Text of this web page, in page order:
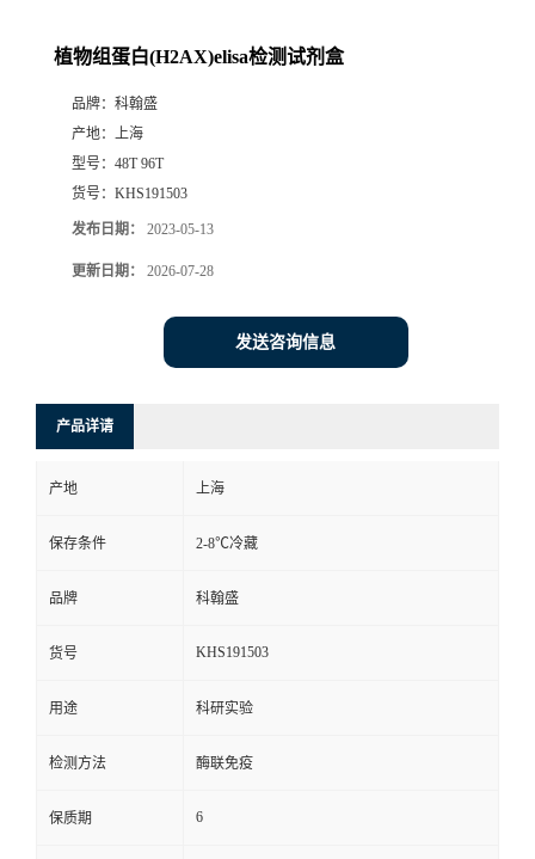
植物组蛋白(H2AX)elisa检测试剂盒
品牌： 科翰盛
产地： 上海
型号： 48T 96T
货号： KHS191503
发布日期： 2023-05-13
更新日期： 2026-07-28
发送咨询信息
产品详请
产地 上海
保存条件 2-8℃冷藏
品牌 科翰盛
货号 KHS191503
用途 科研实验
检测方法 酶联免疫
保质期 6